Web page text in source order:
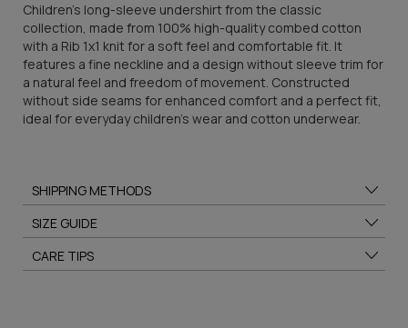
Children's long-sleeve undershirt from the classic
collection, made from 100% high-quality combed cotton
with a Rib 1x1 knit for a soft feel and comfortable fit. It
features a fine neckline and a design without sleeve trim for
a natural feel and freedom of movement. Constructed
without side seams for enhanced comfort and a perfect fit,
ideal for everyday children's wear and cotton underwear.
SHIPPING METHODS
SIZE GUIDE
CARE TIPS